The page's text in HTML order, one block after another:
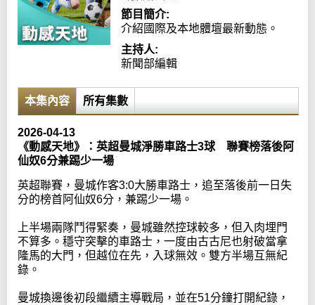
節目簡介:
介紹國際及本地體壇最新動態。
主持人:
新聞部編輯
本集內容 所有集數
2026-04-13
《動感天地》：英超曼城淨勝車路士3球 聯賽榜落後阿
仙奴6分兼踢少一場
英超聯賽，曼城作客3:0大勝車路士，追至落後前一日失
分的榜首阿仙奴6分，兼踢少一場。
上半場兩隊鬥得緊奏，曼城雖然控球較多，但入肉埋門
不算多。穩守突擊的車路士，一度由古古尼也射破當拿
隆馬的大門，但越位在先，入球無效。雙方半場互無紀
錄。
曼城換邊後初段繼續主導戰局，並在51分鐘打開紀錄，